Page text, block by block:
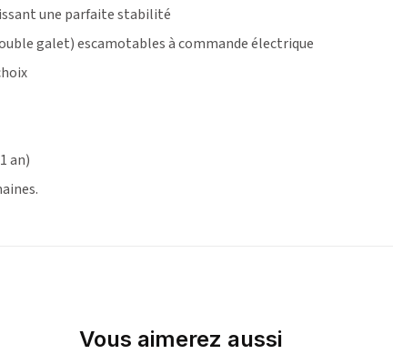
une parfaitestabilité
galet) escamotables à commande électrique
an)
Vous aimerez aussi